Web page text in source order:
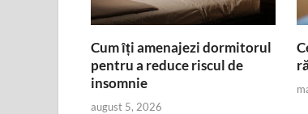
Cum îți amenajezi dormitorul
pentru a reduce riscul de
insomnie
august 5, 2026